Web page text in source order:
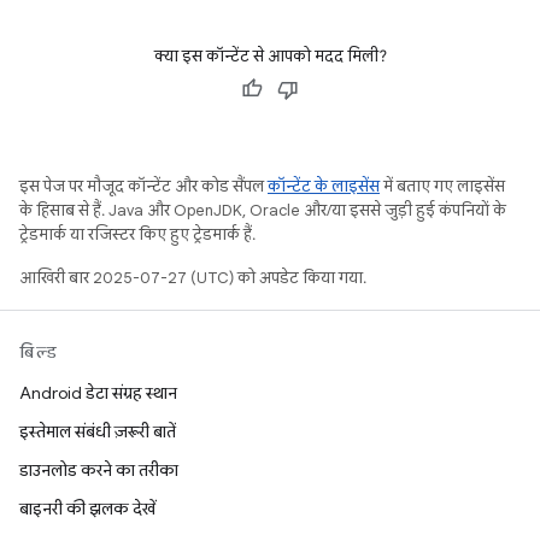
क्या इस कॉन्टेंट से आपको मदद मिली?
इस पेज पर मौजूद कॉन्टेंट और कोड सैंपलकॉन्टेंट के लाइसेंसमें बताए गए लाइसेंस
के हिसाब से हैं. Java और OpenJDK, Oracle और/या इससे जुड़ी हुई कंपनियों के
ट्रेडमार्क या रजिस्टर किए हुए ट्रेडमार्क हैं.
आखिरी बार 2025-07-27 (UTC) को अपडेट किया गया.
बिल्ड
Android डेटा संग्रह स्थान
इस्तेमाल संबंधी ज़रूरी बातें
डाउनलोड करने का तरीका
बाइनरी की झलक देखें